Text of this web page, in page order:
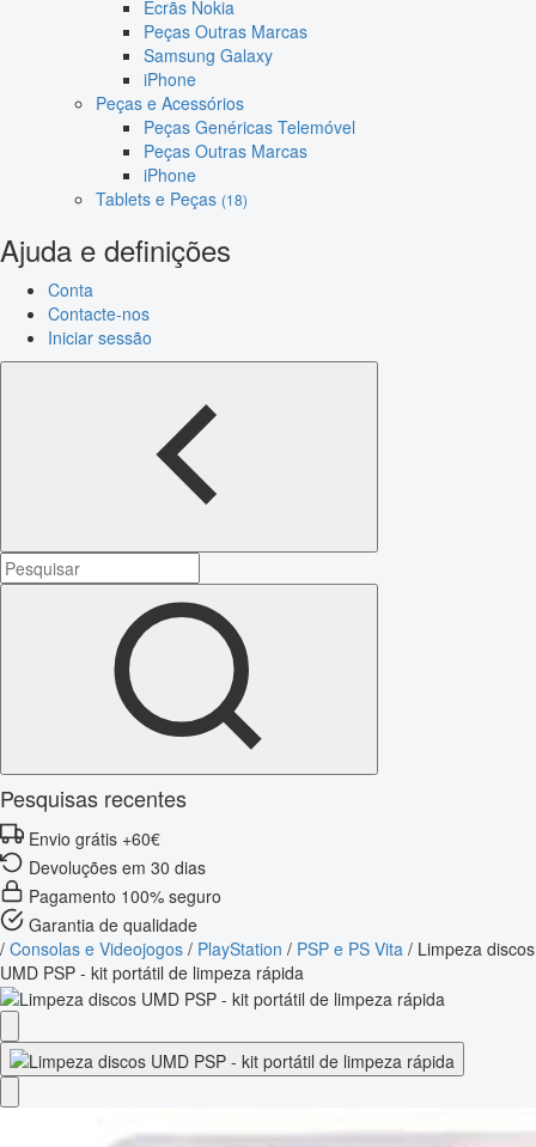
Ecrãs Nokia
Peças Outras Marcas
Samsung Galaxy
iPhone
Peças e Acessórios
Peças Genéricas Telemóvel
Peças Outras Marcas
iPhone
Tablets e Peças (18)
Ajuda e definições
Conta
Contacte-nos
Iniciar sessão
Pesquisas recentes
Envio grátis +60€
Devoluções em 30 dias
Pagamento 100% seguro
Garantia de qualidade
/ Consolas e Videojogos / PlayStation / PSP e PS Vita / Limpeza discos
UMD PSP - kit portátil de limpeza rápida